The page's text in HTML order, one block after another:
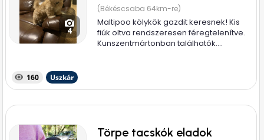
4
(Békéscsaba 64km-re)
Maltipoo kölykök gazdit keresnek! Kis
fiúk oltva rendszeresen féregtelenítve.
Kunszentmártonban találhatók....
160 Uszkár
Törpe tacskók eladok